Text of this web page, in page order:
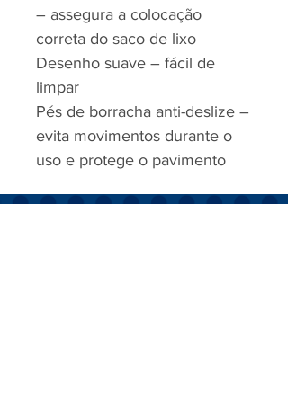
– assegura a colocação
correta do saco de lixo
Desenho suave – fácil de
limpar
Pés de borracha anti-deslize –
evita movimentos durante o
uso e protege o pavimento